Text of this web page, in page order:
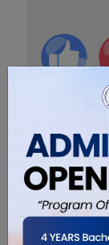
0